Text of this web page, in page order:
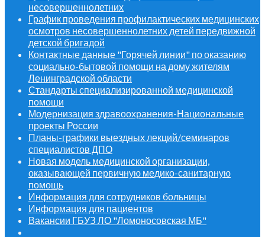
несовершеннолетних
График проведения профилактических медицинских
осмотров несовершеннолетних детей передвижной
детской бригадой
Контактные данные "Горячей линии" по оказанию
социально-бытовой помощи на дому жителям
Ленинградской области
Стандарты специализированной медицинской
помощи
Модернизация здравоохранения-Национальные
проекты России
Планы-графики выездных лекций/семинаров
специалистов ДПО
Новая модель медицинской организации,
оказывающей первичную медико-санитарную
помощь
Информация для сотрудников больницы
Информация для пациентов
Вакансии ГБУЗ ЛО "Ломоносовская МБ"